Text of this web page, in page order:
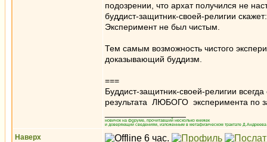
подозрении, что архат получился не
буддист-защитник-своей-религии
Эксперимент не был чистым.
Тем самым возможность чистого
доказывающий буддизм.
===
Буддист-защитник-своей-религии
результата ЛЮБОГО эксперимента по
новичок на форуме, прочитавший несколько книжек
и доверяющий сведениям, изложенным в метафизическом трактате
Наверх